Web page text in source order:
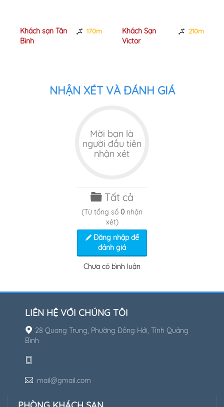
Khách sạn Tân
Bình
170m
Khách Sạn
Victor
210m
NHẬN XÉT VÀ ĐÁNH GIÁ
Mời bạn là
người đầu tiên
nhận xét
Tất cả
(Từ tổng số 0 nhận
xét)
Đăng nhập để
đánh giá
Chưa có bình luận
LIÊN HỆ VỚI CHÚNG TÔI
28 Quang Trung, Phường Đồng Hới, Tỉnh Quảng
Bình
mail@gmail.com